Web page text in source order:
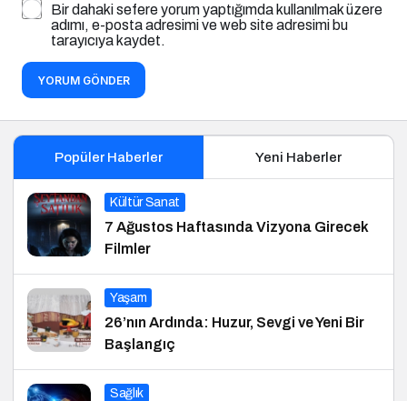
Bir dahaki sefere yorum yaptığımda kullanılmak üzere
adımı, e-posta adresimi ve web site adresimi bu
tarayıcıya kaydet.
YORUM GÖNDER
Popüler Haberler Yeni Haberler
Kültür Sanat
7 Ağustos Haftasında Vizyona Girecek
Filmler
Yaşam
26’nın Ardında: Huzur, Sevgi ve Yeni Bir
Başlangıç
Sağlık